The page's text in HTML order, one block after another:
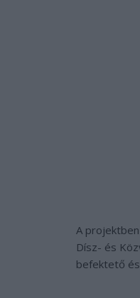
A
Dísz- és
befektető